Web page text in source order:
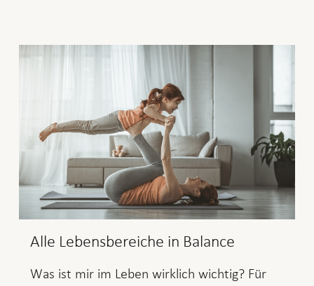
Alle Lebensbereiche in Balance
Was ist mir im Leben wirklich wichtig? Für